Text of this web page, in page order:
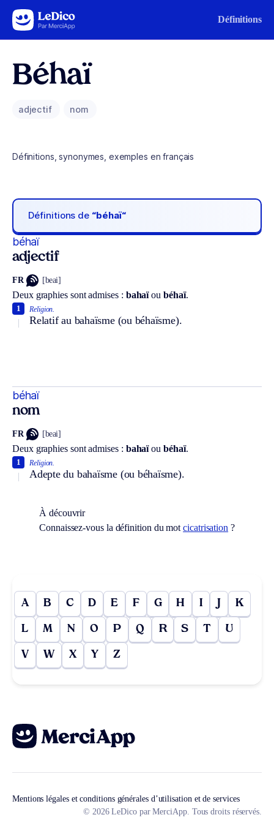
Aller au contenu Définitions
Béhaï
adjectif nom
Définitions, synonymes, exemples en français
Définitions de “béhaï“
béhaï
adjectif
FR [beai]
Deux graphies sont admises : bahaïou béhaï.
Religion.
Relatif au bahaïsme (ou béhaïsme).
1
béhaï
nom
FR [beai]
Deux graphies sont admises : bahaïou béhaï.
Religion.
Adepte du bahaïsme (ou béhaïsme).
1
À découvrir
Connaissez-vous la définition du motcicatrisation ?
A B C D E F G H I J K
L M N O P Q R S T U
V W X Y Z
Mentions légales et conditions générales d’utilisation et de services
© 2026 LeDico par MerciApp. Tous droits réservés.